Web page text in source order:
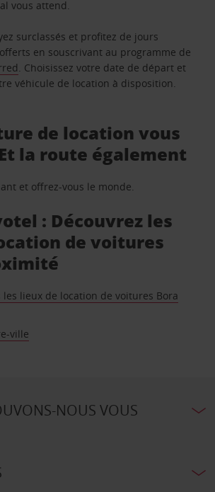
vous attend.
surclassés et profitez de jours
en souscrivant au programme de
. Choisissez votre date de départ et
véhicule de location à disposition.
de location vous
la route également
et offrez-vous le monde.
: Découvrez les
de voitures
les lieux de location de voitures Bora
ville
NOUS VOUS